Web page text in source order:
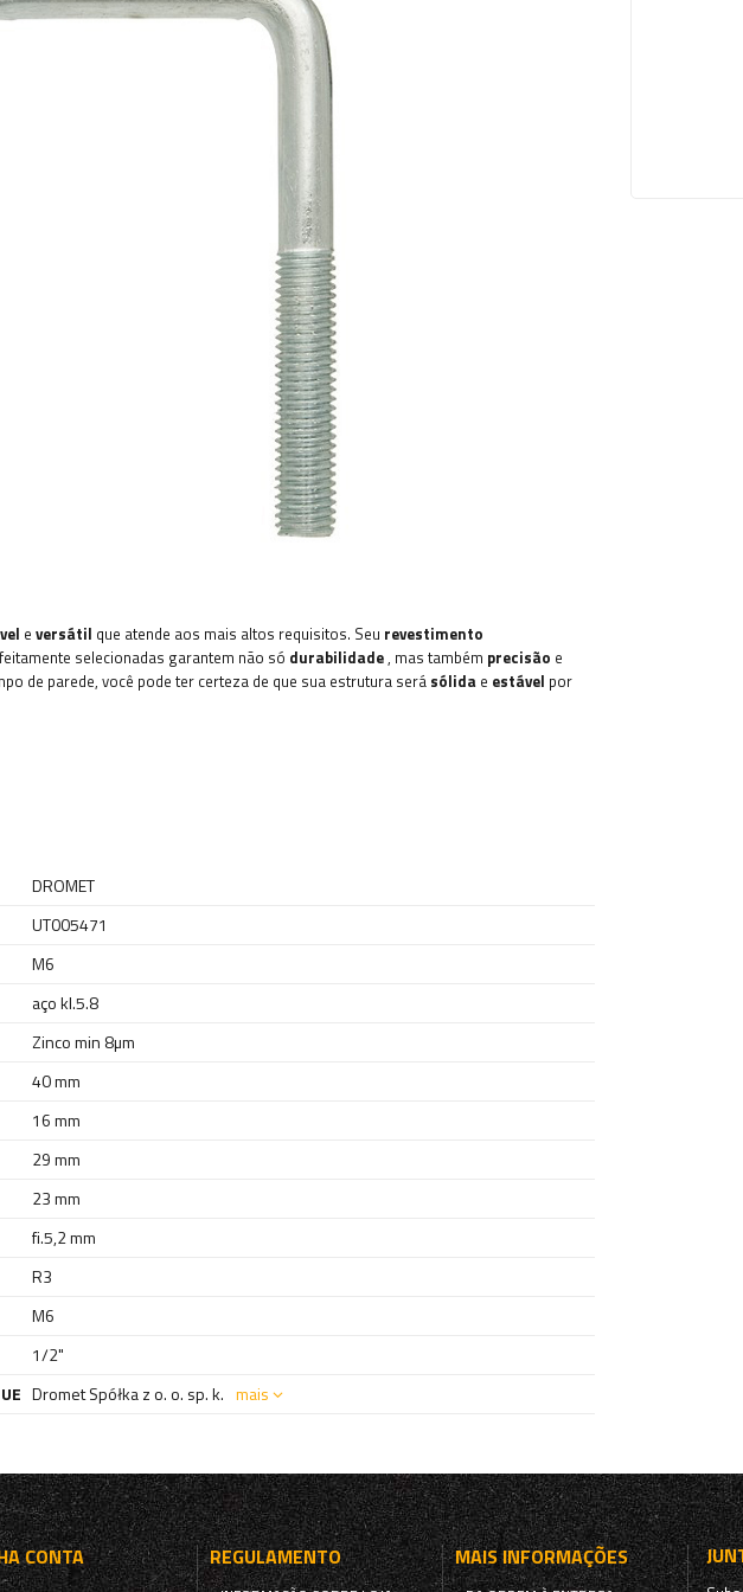
e versátil que atende aos mais altos requisitos. Seu revestimento
selecionadas garantem não só durabilidade , mas também precisão e
de parede, você pode ter certeza de que sua estrutura será sólida e estável por
DROMET
UT005471
M6
aço kl.5.8
Zinco min 8µm
40 mm
16 mm
29 mm
23 mm
fi.5,2 mm
R3
M6
1/2"
Dromet Spółka z o. o. sp. k. mais
CONTA REGULAMENTO MAIS INFORMAÇÕES